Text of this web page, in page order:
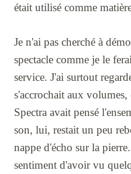
était utilisé comme
Je n'ai pas cherché à
spectacle comme je le
service. J'ai surtout
s'accrochait aux
Spectra avait pensé
son, lui, restait un peu
nappe d'écho sur la
sentiment d'avoir vu